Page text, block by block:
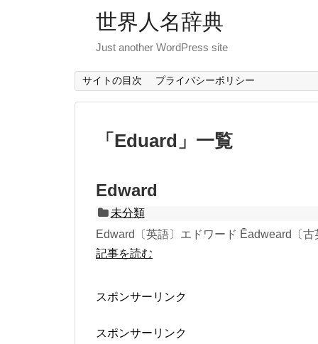
世界人名辞典
Just another WordPress site
サイトの目次 プライバシーポリシー
「 Eduard 」 一覧
Edward
未分類
Edward〔英語〕エドワード Ēadweard〔
記事を読む
スポンサーリンク
スポンサーリンク